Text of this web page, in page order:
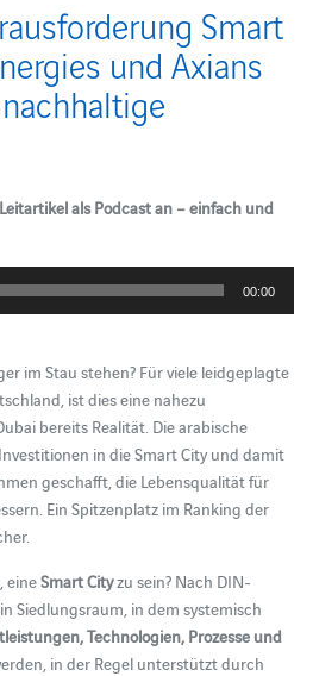
Smart
und Axians
als Podcast an – einfach und
00:00
im Stau stehen? Für viele leidgeplagte
ist dies eine nahezu
bereits Realität. Die arabische
in die Smart City und damit
geschafft, die Lebensqualität für
Ein Spitzenplatz im Ranking der
eineSmart Cityzu sein? Nach DIN-
Siedlungsraum, in dem systemisch
Technologien, Prozesse und
in der Regel unterstützt durch